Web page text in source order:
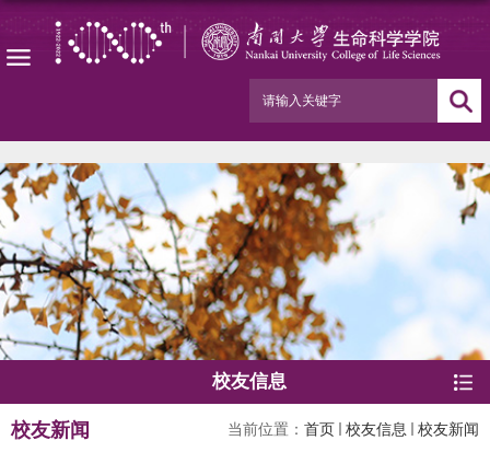
校友信息
当前位置： 首页 校友信息 校友新闻
校友新闻